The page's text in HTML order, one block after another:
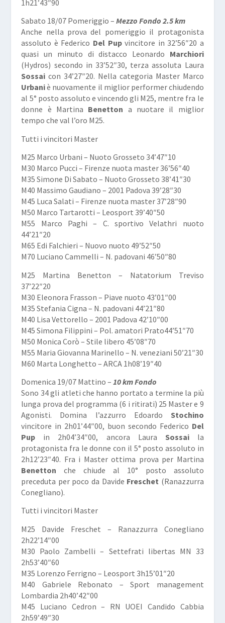
1h21’43″90
Sabato 18/07 Pomeriggio –Mezzo Fondo 2.5 km
Anche nella prova del pomeriggio il protagonista
assoluto è Federico Del Pupvincitore in 32’56″20 a
quasi un minuto di distacco Leonardo Marchiori
(Hydros) secondo in 33’52″30, terza assoluta Laura
Sossai con 34’27″20. Nella categoria Master Marco
Urbaniè nuovamente il miglior performer chiudendo
al 5° posto assoluto e vincendo gli M25, mentre fra le
donne è Martina Benetton a nuotare il miglior
tempo che val l’oro M25.
Tutti i vincitori Master
M25 Marco Urbani – Nuoto Grosseto 34’47″10
M30 Marco Pucci – Firenze nuota master 36’56″40
M35 Simone Di Sabato – Nuoto Grosseto 38’41″30
M40 Massimo Gaudiano – 2001 Padova 39’28″30
M45 Luca Salati – Firenze nuota master 37’28″90
M50 Marco Tartarotti – Leosport 39’40″50
M55 Marco Paghi – C. sportivo Velathri nuoto
44’21″20
M65 Edi Falchieri – Nuovo nuoto 49’52″50
M70 Luciano Cammelli – N. padovani 46’50″80
M25 Martina Benetton – Natatorium Treviso
37’22″20
M30 Eleonora Frasson – Piave nuoto 43’01″00
M35 Stefania Cigna – N. padovani 44’21″80
M40 Lisa Vettorello – 2001 Padova 42’10″00
M45 Simona Filippini – Pol. amatori Prato44’51″70
M50 Monica Corò – Stile libero 45’08″70
M55 Maria Giovanna Marinello – N. veneziani 50’21″30
M60 Marta Longhetto – ARCA 1h08’19″40
Domenica 19/07 Mattino –10 km Fondo
Sono 34 gli atleti che hanno portato a termine la più
lunga prova del programma (6 i ritirati) 25 Master e 9
Agonisti. Domina l’azzurro Edoardo Stochino
vincitore in 2h01’44″00, buon secondo Federico Del
Pup in 2h04’34″00, ancora Laura Sossaila
protagonista fra le donne con il 5° posto assoluto in
2h12’23″40. Fra i Master ottima prova per Martina
Benetton che chiude al 10° posto assoluto
preceduta per poco da Davide Freschet (Ranazzurra
Conegliano).
Tutti i vincitori Master
M25 Davide Freschet – Ranazzurra Conegliano
2h22’14″00
M30 Paolo Zambelli – Settefrati libertas MN 33
2h53’40″60
M35 Lorenzo Ferrigno – Leosport 3h15’01″20
M40 Gabriele Rebonato – Sport management
Lombardia 2h40’42″00
M45 Luciano Cedron – RN UOEI Candido Cabbia
2h59’49″30